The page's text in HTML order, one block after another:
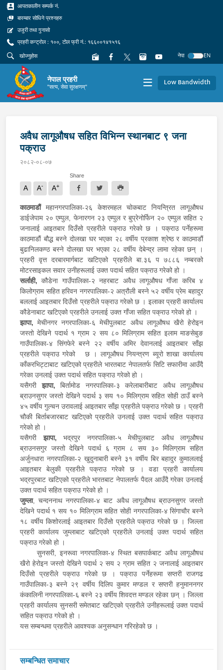
आपतकालीन सम्पर्क नं.
बारम्बार सोधिने प्रश्नहरु
उजुरी तथा गुनासो
प्रहरी कन्ट्रोल : १००, टोल फ्री नं.: १६६००१४१५१६
नेपा
EN
नेपाल प्रहरी
"सत्य, सेवा सुरक्षणम्" Low Bandwidth
अवैध लागूऔषध सहित विभिन्न स्थानबाट ९ जना
पक्राउ
२०८२-०८-०७
A A- A+
Share
काठमाडौंमहानगरपालिका-२६ केशरमहल चोकबाट नियन्त्रित लागूऔषध
डाईजेपाम २० एम्पुल, फेनारगन २३ एम्पुल र बुप्रेनोर्फिन २० एम्पुल सहित २
जनालाई आइतबार दिउँसो प्रहरीले पक्राउ गरेको छ । पक्राउ पर्नेहरूमा
काठमाडौं बौद्ध बस्ने दोलखा घर भएका २८ वर्षीय प्रकाश श्रेष्ठ र काठमाडौं
बुढानिलकण्ठ बस्ने दोलखा घर भएका २८ वर्षीय देबेन्द्र लामा रहेका छन् ।
प्रहरी वृत्त दरबारमार्गबाट खटिएको प्रहरीले बा.३६ प ७८८६ नम्बरको
मोटरसाइकल सवार उनीहरूलाई उक्त पदार्थ सहित पक्राउ गरेको हो ।
सर्लाही,कौडेना गाउँपालिका-२ नहरबाट अवैध लागूऔषध गाँजा करिब ४
किलोग्राम सहित हरिवन नगरपालिका-२ अत्रौली बस्ने ५२ वर्षीय प्रेम बहादुर
बललाई आइतबार दिउँसो प्रहरीले पक्राउ गरेको छ । इलाका प्रहरी कार्यालय
कौडेनाबाट खटिएको प्रहरीले उनलाई उक्त गाँजा सहित पक्राउ गरेको हो ।
झापा, मेचीनगर नगरपालिका-६ मेचीपुलबाट अवैध लागूऔषध खैरो हेरोइन
जस्तो देखिने पदार्थ १ ग्राम २ सय ८० मिलिग्राम सहित इलाम माङसेबुङ
गाउँपालिका-४ सिंगफेरे बस्ने २२ वर्षीय अमिर देवानलाई आइतबार साँझ
प्रहरीले पक्राउ गरेको छ । लागूऔषध नियन्त्रण ब्यूरो शाखा कार्यालय
काँकरभिट्टाबाट खटिएको प्रहरीले भारतबाट नेपालतर्फ सिटि सफारीमा आउँदै
गरेका उनलाई उक्त पदार्थ सहित पक्राउ गरेको हो ।
यसैगरीझापा, बिर्तामोड नगरपालिका-३ करेलाबारीबाट अवैध लागूऔषध
ब्राउनसुगर जस्तो देखिने पदार्थ ३ सय १० मिलिग्राम सहित सोही ठाउँ बस्ने
४५ वर्षीय गुल्चन उरावलाई आइतबार साँझ प्रहरीले पक्राउ गरेको छ । प्रहरी
चौकी बिर्ताबजारबाट खटिएको प्रहरीले उनलाई उक्त पदार्थ सहित पक्राउ
गरेको हो ।
यसैगरीझापा, भद्रपुर नगरपालिका-५ मेचीपुलबाट अवैध लागूऔषध
ब्राउनसगुर जस्तो देखिने पदार्थ ६ ग्राम ८ सय ३० मिलिग्राम सहित
अर्जुनधारा नगरपालिका-२ खुदुनाबारी बस्ने ३१ वर्षीय बिर बहादुर कुमाललाई
आइतबार बेलुकी प्रहरीले पक्राउ गरेको छ । वडा प्रहरी कार्यालय
भद्रपुरबाट खटिएको प्रहरीले भारतबाट नेपालतर्फ पैदल आउँदै गरेका उनलाई
उक्त पदार्थ सहित पक्राउ गरेको हो ।
जुम्ला, चन्दननाथ नगरपालिका-४ बाट अवैध लागूऔषध ब्राउनसुगर जस्तो
देखिने पदार्थ १ सय १० मिलिग्राम सहित सोही नगरपालिका-४ सिंगाचौर बस्ने
१८ वर्षीय किशोरलाई आइतबार दिउँसो प्रहरीले पक्राउ गरेको छ । जिल्ला
प्रहरी कार्यालय जुम्लाबाट खटिएको प्रहरीले उनलाई उक्त पदार्थ सहित
पक्राउ गरेको हो ।
सुनसरी, इनरूवा नगरपालिका-४ स्थित बसपार्कबाट अवैध लागूऔषध
खैरो हेरोइन जस्तो देखिने पदार्थ २ सय २ ग्राम सहित २ जनालाई आइतबार
दिउँसो प्रहरीले पक्राउ गरेको छ । पक्राउ पर्नेहरूमा सप्तरी राजगढ
गाउँपालिका-३ बस्ने २९ वर्षीय दिलिप कुमार मण्डल र सप्तरी हनुमाननगर
कंकालिनी नगरपालिका-६ बस्ने २३ वर्षीय शिवदत्त मण्डल रहेका छन् । जिल्ला
प्रहरी कार्यालय सुनसरी समेतबाट खटिएको प्रहरीले उनीहरूलाई उक्त पदार्थ
सहित पक्राउ गरेको हो ।
यस सम्बन्धमा प्रहरीले आवश्यक अनुसन्धान गरिरहेको छ ।
सम्बन्धित समाचार